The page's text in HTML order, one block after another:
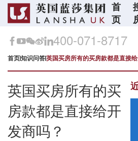
首
页
400-071-8717
首页知识问答英国买房所有的买房款都是直接
英国买房所有的买
房款都是直接给开
发商吗？